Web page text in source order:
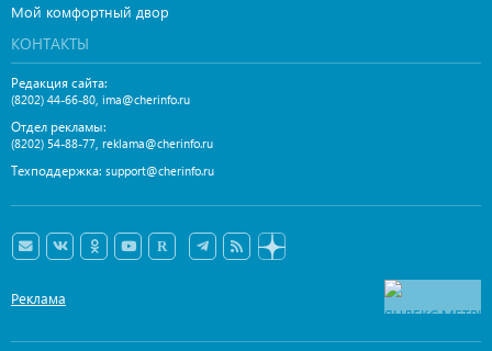
Мой комфортный двор
КОНТАКТЫ
Редакция сайта:
(8202) 44-66-80, ima@cherinfo.ru
Отдел рекламы:
(8202) 54-88-77, reklama@cherinfo.ru
Техподдержка: support@cherinfo.ru
Реклама